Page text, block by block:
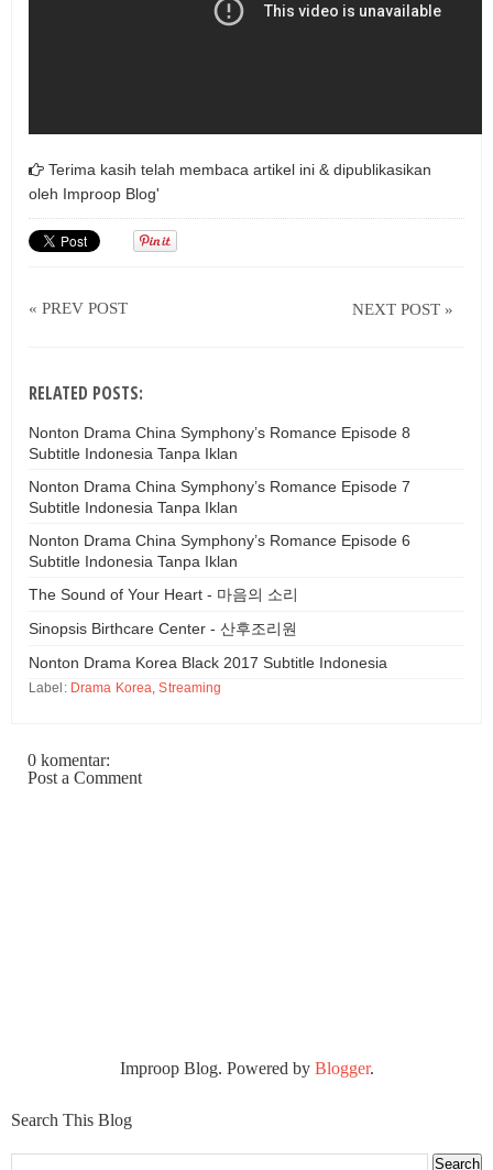
Terima kasih telah membaca artikel ini & dipublikasikan
oleh Improop Blog'
« PREV POST NEXT POST »
RELATED POSTS:
Nonton Drama China Symphony’s Romance Episode 8
Subtitle Indonesia Tanpa Iklan
Nonton Drama China Symphony’s Romance Episode 7
Subtitle Indonesia Tanpa Iklan
Nonton Drama China Symphony’s Romance Episode 6
Subtitle Indonesia Tanpa Iklan
The Sound of Your Heart - 마음의 소리
Sinopsis Birthcare Center - 산후조리원
Nonton Drama Korea Black 2017 Subtitle Indonesia
Label: Drama Korea ,Streaming
0 komentar:
Post a Comment
Improop Blog. Powered by Blogger.
Search This Blog